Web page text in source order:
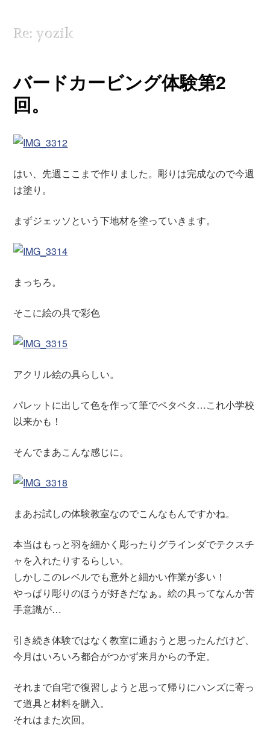
Re: yozik
バードカービング体験第2
回。
はい、先週ここまで作りました。彫りは完成なので今週
は塗り。
まずジェッソという下地材を塗っていきます。
まっちろ。
そこに絵の具で彩色
アクリル絵の具らしい。
パレットに出して色を作って筆でペタペタ…これ小学校
以来かも！
そんでまあこんな感じに。
まあお試しの体験教室なのでこんなもんですかね。
本当はもっと羽を細かく彫ったりグラインダでテクスチ
ャを入れたりするらしい。
しかしこのレベルでも意外と細かい作業が多い！
やっぱり彫りのほうが好きだなぁ。絵の具ってなんか苦
手意識が…
引き続き体験ではなく教室に通おうと思ったんだけど、
今月はいろいろ都合がつかず来月からの予定。
それまで自宅で復習しようと思って帰りにハンズに寄っ
て道具と材料を購入。
それはまた次回。